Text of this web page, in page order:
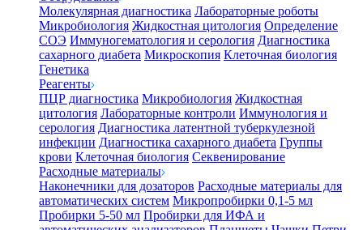
Молекулярная диагностика Лабораторные роботы
Микробиология Жидкостная цитология Определение
СОЭ Иммуногематология и серология Диагностика
сахарного диабета Микроскопия Клеточная биология
Генетика
Реагенты
ПЦР диагностика Микробиология Жидкостная
цитология Лабораторные контроли Иммунология и
серология Диагностика латентной туберкулезной
инфекции Диагностика сахарного диабета Группы
крови Клеточная биология Секвенирование
Расходные материалы
Наконечники для дозаторов Расходные материалы для
автоматических систем Микропробирки 0,1-5 мл
Пробирки 5-50 мл Пробирки для ИФА и